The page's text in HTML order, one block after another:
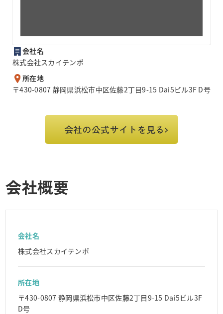
会社名
株式会社スカイテンポ
所在地
〒430-0807 静岡県浜松市中区佐藤2丁目9-15 Dai5ビル3F D号
会社の公式サイトを見る
会社概要
会社名
株式会社スカイテンポ
所在地
〒430-0807 静岡県浜松市中区佐藤2丁目9-15 Dai5ビル3F
D号